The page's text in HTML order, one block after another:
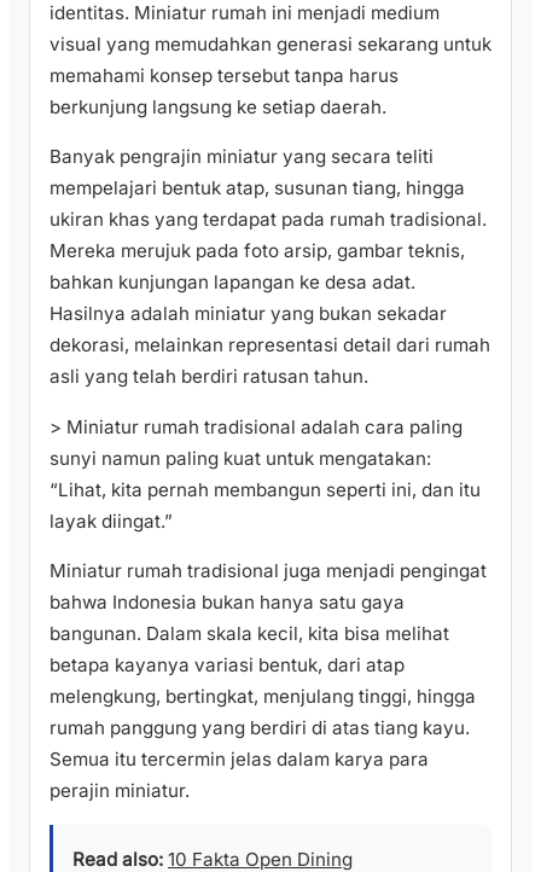
identitas. Miniatur rumah ini menjadi medium
visual yang memudahkan generasi sekarang untuk
memahami konsep tersebut tanpa harus
berkunjung langsung ke setiap daerah.
Banyak pengrajin miniatur yang secara teliti
mempelajari bentuk atap, susunan tiang, hingga
ukiran khas yang terdapat pada rumah tradisional.
Mereka merujuk pada foto arsip, gambar teknis,
bahkan kunjungan lapangan ke desa adat.
Hasilnya adalah miniatur yang bukan sekadar
dekorasi, melainkan representasi detail dari rumah
asli yang telah berdiri ratusan tahun.
> Miniatur rumah tradisional adalah cara paling
sunyi namun paling kuat untuk mengatakan:
“Lihat, kita pernah membangun seperti ini, dan itu
layak diingat.”
Miniatur rumah tradisional juga menjadi pengingat
bahwa Indonesia bukan hanya satu gaya
bangunan. Dalam skala kecil, kita bisa melihat
betapa kayanya variasi bentuk, dari atap
melengkung, bertingkat, menjulang tinggi, hingga
rumah panggung yang berdiri di atas tiang kayu.
Semua itu tercermin jelas dalam karya para
perajin miniatur.
Read also: 10 Fakta Open Dining